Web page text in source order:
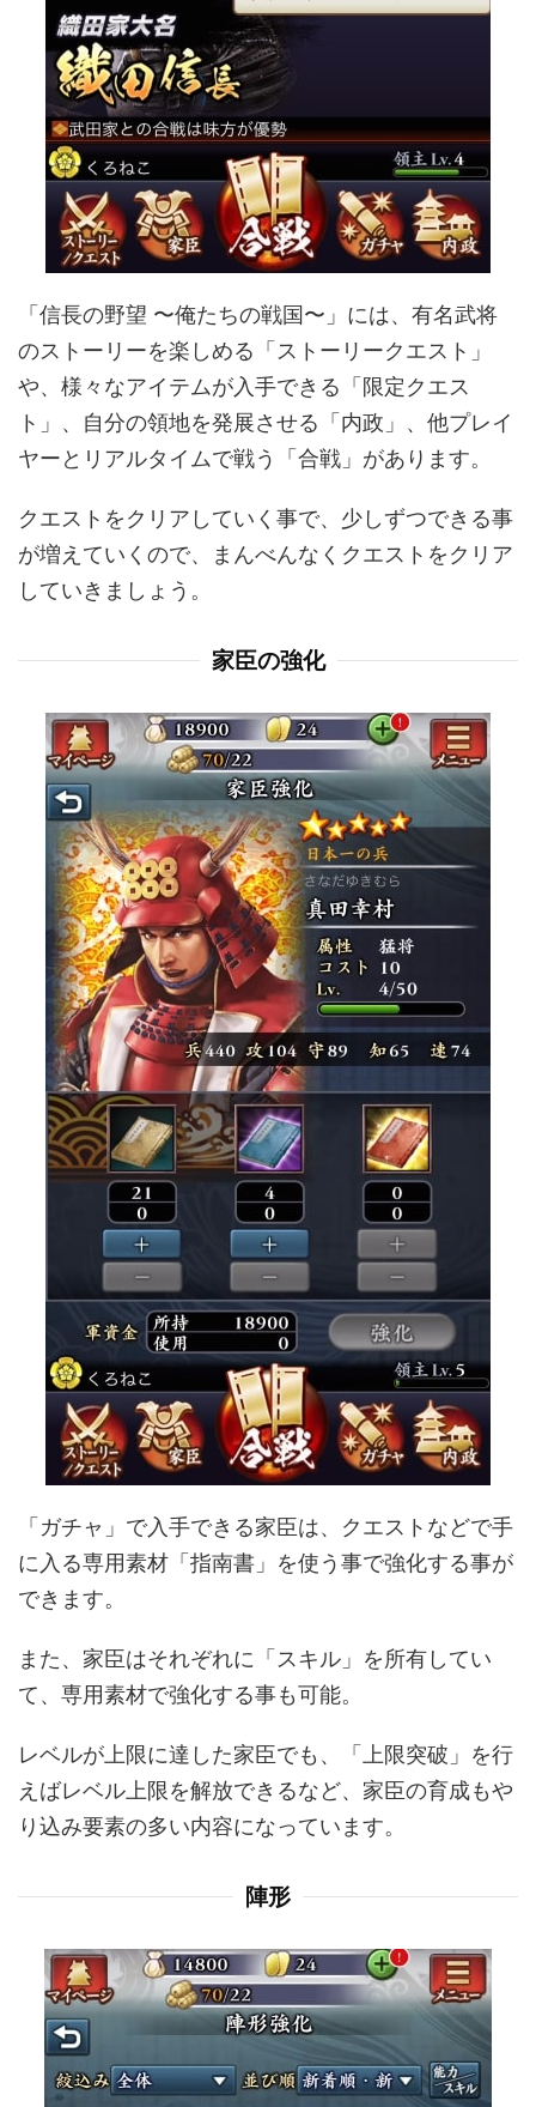
「信長の野望 〜俺たちの戦国〜」には、有名武将
のストーリーを楽しめる「ストーリークエスト」
や、様々なアイテムが入手できる「限定クエス
ト」、自分の領地を発展させる「内政」、他プレイ
ヤーとリアルタイムで戦う「合戦」があります。
クエストをクリアしていく事で、少しずつできる事
が増えていくので、まんべんなくクエストをクリア
していきましょう。
家臣の強化
「ガチャ」で入手できる家臣は、クエストなどで手
に入る専用素材「指南書」を使う事で強化する事が
できます。
また、家臣はそれぞれに「スキル」を所有してい
て、専用素材で強化する事も可能。
レベルが上限に達した家臣でも、「上限突破」を行
えばレベル上限を解放できるなど、家臣の育成もや
り込み要素の多い内容になっています。
陣形